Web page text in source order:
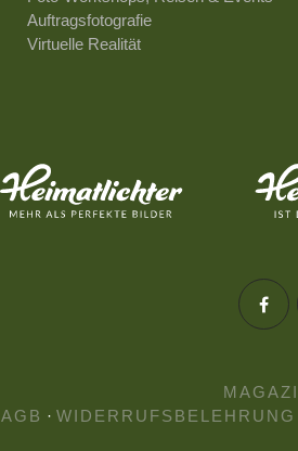
Auftragsfotografie
Virtuelle Realität
AGB · WIDERRUFSBELEHRUNG